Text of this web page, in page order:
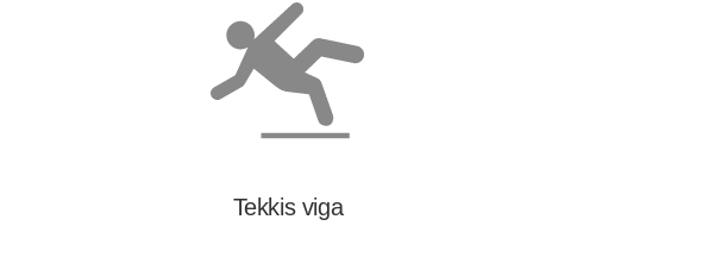
Tekkis viga